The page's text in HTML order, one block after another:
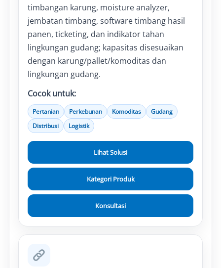
timbangan karung, moisture analyzer,
jembatan timbang, software timbang hasil
panen, ticketing, dan indikator tahan
lingkungan gudang; kapasitas disesuaikan
dengan karung/pallet/komoditas dan
lingkungan gudang.
Cocok untuk:
Pertanian Perkebunan Komoditas
Gudang
Distribusi
Logistik
Lihat Solusi
Kategori Produk
Konsultasi